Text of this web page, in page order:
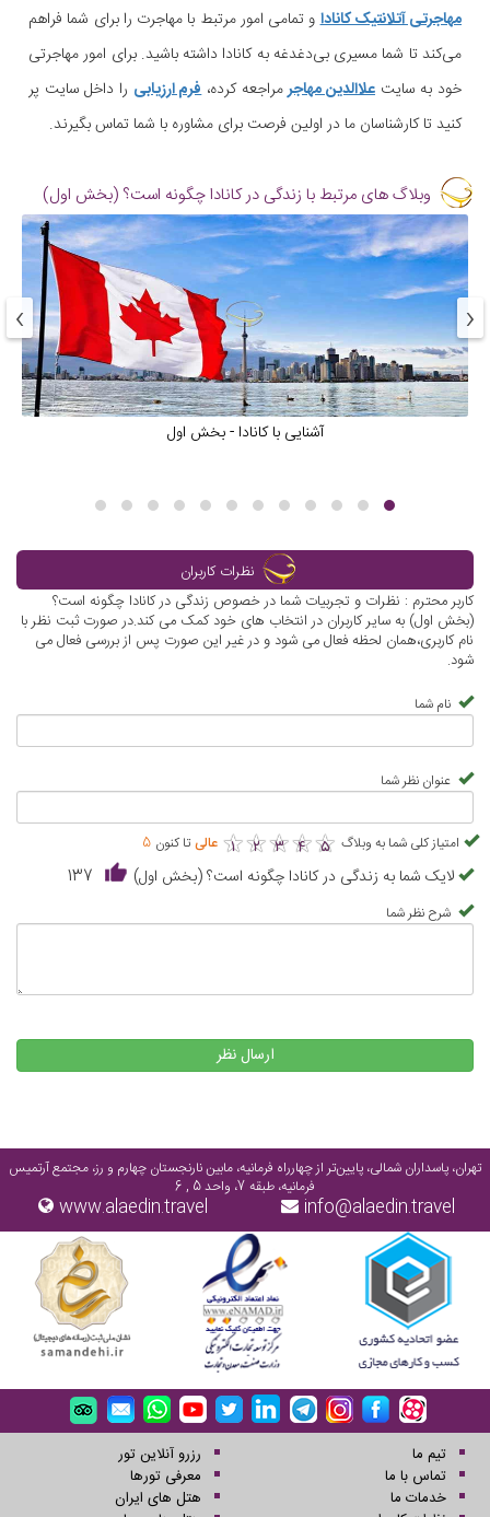
مهاجرتی آتلانتیک کاناداو تمامی امور مرتبط با مهاجرت را برای شما فراهم
می‌کند تا شما مسیری بی‌دغدغه به کانادا داشته باشید. برای امور مهاجرتی
خود به سایت علاالدین مهاجرمراجعه کرده،فرم ارزیابی را داخل سایت پر
کنید تا کارشناسان ما در اولین فرصت برای مشاوره با شما تماس بگیرند.
وبلاگ های مرتبط با زندگی در کانادا چگونه است؟ (بخش اول)
آشنایی با کانادا - بخش اول
‹
›
نظرات کاربران
کاربر محترم : نظرات و تجربیات شما در خصوص زندگی در کانادا چگونه است؟
(بخش اول) به سایر کاربران در انتخاب های خود کمک می کند.در صورت ثبت نظر با
نام کاربری،همان لحظه فعال می شود و در غیر این صورت پس از بررسی فعال می
شود.
نام شما
عنوان نظر شما
امتیاز کلی شما به وبلاگ ★
1 ★
2 ★
3 ★
4 ★
5
★★★★★ عالی تا کنون 5
لایک شما به زندگی در کانادا چگونه است؟ (بخش اول) 137
شرح نظر شما
ارسال نظر
تهران، پاسداران شمالی، پایین‌تر از چهارراه فرمانیه، مابین نارنجستان چهارم و رز، مجتمع آرتمیس
فرمانیه، طبقه 7، واحد 5 , 6
info@alaedin.travel
www.alaedin.travel
تیم ما
تماس با ما
خدمات ما
رزرو آنلاین تور
معرفی تورها
هتل های ایران